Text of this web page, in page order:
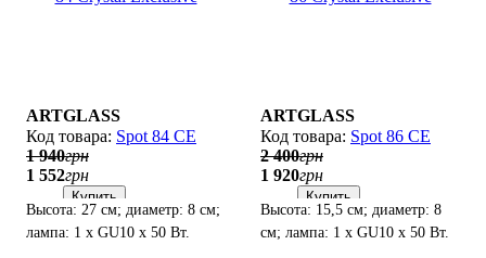
ARTGLASS
Spot 84 CE
1 940грн
1 552грн
Купить
Высота: 27 см; диаметр: 8 см;
лампа: 1 х GU10 х 50 Вт.
ARTGLASS
Spot 86 CE
2 400грн
1 920грн
Купить
Высота: 15,5 см; диаметр: 8
см; лампа: 1 х GU10 х 50 Вт.